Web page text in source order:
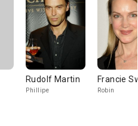
Rudolf Martin
Phillipe
Francie
Robin